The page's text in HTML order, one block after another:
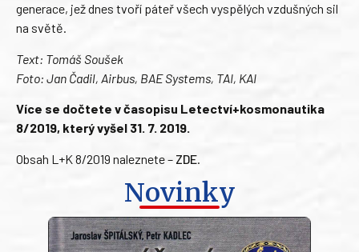
generace, jež dnes tvoří páteř všech vyspělých vzdušných sil
na světě.
Text: Tomáš Soušek
Foto: Jan Čadil, Airbus, BAE Systems, TAI, KAI
Více se dočtete v časopisu Letectví+kosmonautika
8/2019, který vyšel 31. 7. 2019.
Obsah L+K 8/2019 naleznete – ZDE
Novinky